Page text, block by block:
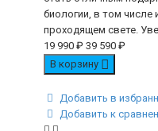
биологии, в том
проходящем свете.
19 990 ₽ 39 590 ₽
В корзину
Добавить в
Добавить к